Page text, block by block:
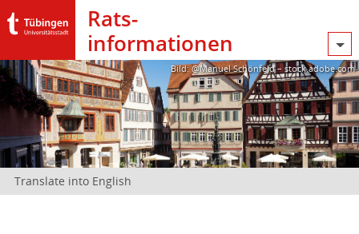
Rats­
informationen
Bild: @Manuel Schönfeld – stock.adobe.com
Translate into English